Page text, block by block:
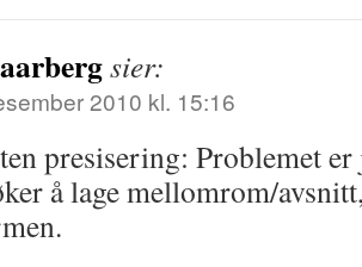
sier:
2010 kl. 15:16
presisering: Problemet er
å lage mellomrom/